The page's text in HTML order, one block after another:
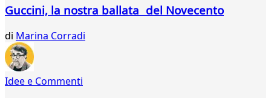
Guccini, la nostra ballata del Novecento
di Marina Corradi
Idee e Commenti